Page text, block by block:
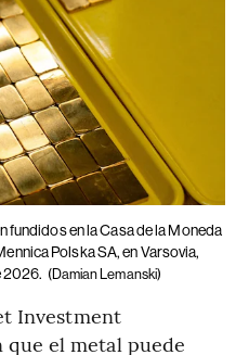
fundidos en la Casa de la Moneda
Polska SA, en Varsovia,
2026. (Damian Lemanski)
Investment
que el metal puede